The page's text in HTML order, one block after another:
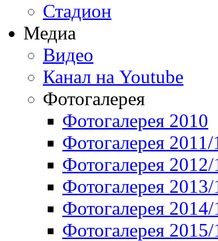
Стадион
Медиа
Видео
Канал на Youtube
Фотогалерея
Фотогалерея 2010
Фотогалерея 2011/
Фотогалерея
Фотогалерея
Фотогалерея
Фотогалерея